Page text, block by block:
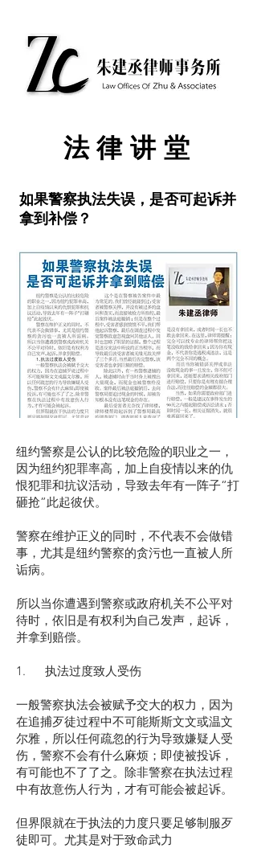
​法律讲堂
如果警察执法失误，是否可起诉并
拿到补偿？
纽约警察是公认的比较危险的职业之一，
因为纽约犯罪率高，加上自疫情以来的仇
恨犯罪和抗议活动，导致去年有一阵子“打
砸抢”此起彼伏。
警察在维护正义的同时，不代表不会做错
事，尤其是纽约警察的贪污也一直被人所
诟病。
所以当你遭遇到警察或政府机关不公平对
待时，依旧是有权利为自己发声，起诉，
并拿到赔偿。
1. 执法过度致人受伤
一般警察执法会被赋予交大的权力，因为
在追捕歹徒过程中不可能斯斯文文或温文
尔雅，所以任何疏忽的行为导致嫌疑人受
伤，警察不会有什么麻烦；即使被投诉，
有可能也不了了之。除非警察在执法过程
中有故意伤人行为，才有可能会被起诉。
但界限就在于执法的力度只要足够制服歹
徒即可。尤其是对于致命武力